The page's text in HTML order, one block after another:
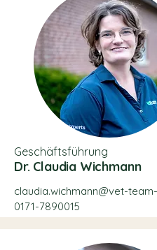
Geschäftsführung
Dr. Claudia Wichmann
claudia.wichmann@vet-
0171-7890015